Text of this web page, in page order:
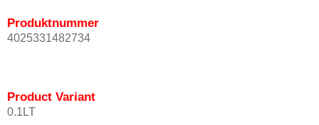
Produktnummer
4025331482734
Product Variant
0.1LT